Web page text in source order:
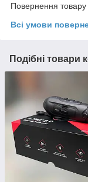
Повернення
Всі умови
Подібні товари